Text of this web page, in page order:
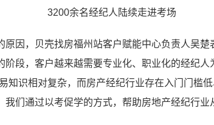
3200余名经纪人陆续走进考场
原因，贝壳找房福州站客户赋能中心负责人吴楚
段，客户越来越需要专业化、职业化的经纪人
知识相对复杂，而房产经纪行业存在入门门槛低
我们通过以考促学的方式，帮助房地产经纪行业